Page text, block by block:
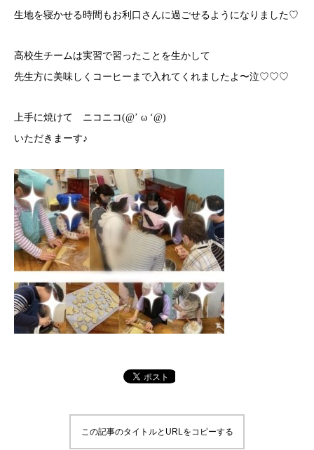
生地を寝かせる時間もお利口さんに過ごせるようになりました♡
高校生チームは実習で習ったことを生かして
先生方に美味しくコーヒーまで入れてくれましたよ〜泣♡♡♡
上手に焼けて ニコニコ(@’ ω ‘@)
いただきまーす♪
この記事のタイトルとURLをコピーする